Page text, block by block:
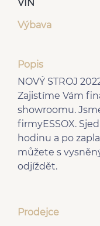
VIN
Výbava
Popis
NOVÝ STROJ
Zajistíme Vám
showroomu.
firmyESSOX.
hodinu a po
můžete s
odjíždět.
Prodejce